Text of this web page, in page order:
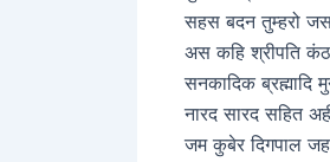
सहस बदन तुम्हरो
अस कहि श्रीपति
सनकादिक ब्रह्मादि
नारद सारद सहित
जम कुबेर दिगपाल